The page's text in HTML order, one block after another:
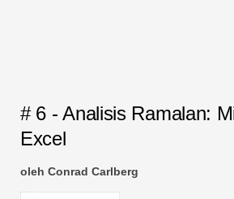
# 6 - Analisis Ramalan:
Excel
oleh Conrad Carlberg